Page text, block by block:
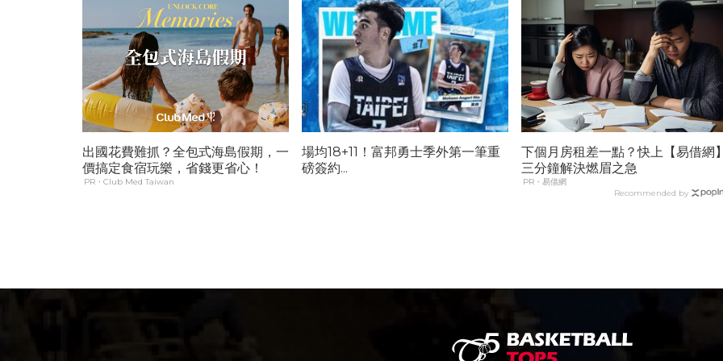
出國花費難抓？全包式海島假期，一
價搞定食宿玩樂，省錢更省心！
PR・Club Med Taiwan
場均18+11！富邦勇士季外第一筆重
磅簽約...
下個月房租差一點？快上【易借網
三分鐘解決燃眉之急
PR・易借網
Recommended by